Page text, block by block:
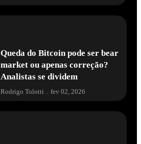
Queda do Bitcoin pode ser bear
market ou apenas correção?
Analistas se dividem
Rodrigo Tolotti . fev 02, 2026